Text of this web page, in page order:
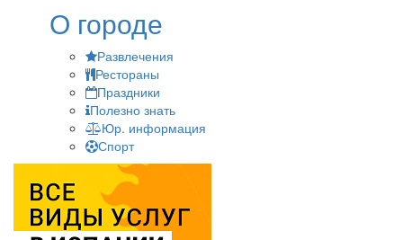
О городе
Развлечения
Рестораны
Праздники
Полезно знать
Юр. информация
Спорт